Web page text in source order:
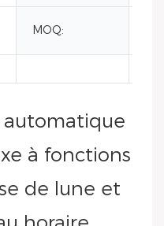
MOQ:
à fonctions
de lune et